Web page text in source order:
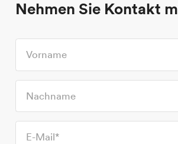
Nehmen Sie Kontakt